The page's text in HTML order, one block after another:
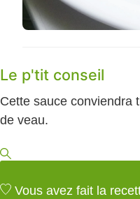
Le p'tit conseil
Cette sauce conviendra
de veau.
Vous avez fait la